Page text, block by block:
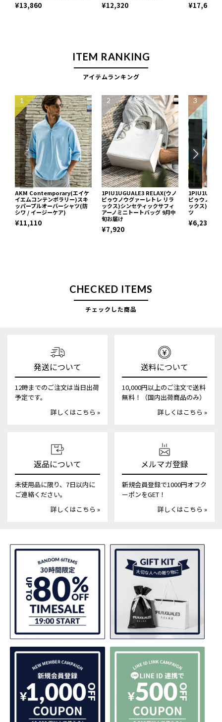
¥13,860 ¥12,320 ¥17,600
ITEM RANKING
アイテムランキング
1
AKM Contemporary(エイケ
イエムコンテンポラリー)スキ
ッパープルオーバーシャツ(防
シワ / イージーケア)
¥11,110
2
1PIU1UGUALE3 RELAX(ウノ
ピゥウノウグァーレトレ リラ
ックス)シンセティックサフィ
アーノミニトートバッグ 9月中
旬お届け
¥7,920
3
ピゥウノウ
ックス)ネッ
ツ
¥6,237
CHECKED ITEMS
チェックした商品
発送について
12時までのご注文は当日出荷
予定です。
詳しくはこちら »
送料について
10,000円以上のご注文で送料
無料！（国内出荷商品のみ）
詳しくはこちら »
返品について
未使用品に限り、7日以内に
ご連絡ください。
詳しくはこちら »
メルマガ登録
新規会員登録で1000円オフク
ーポンをGET！
詳しくはこちら »